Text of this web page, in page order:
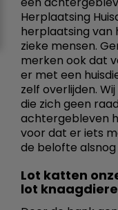
Herplaatsing
herplaatsing van
zieke mensen.
merken ook dat
er met een
zelf overlijden.
die zich geen
achtergebleven
voor dat er iets
de belofte
Lot katten
lot